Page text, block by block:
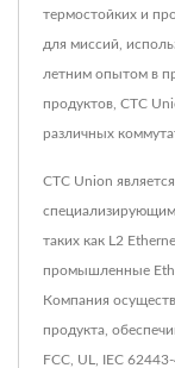
термостойких и
для миссий,
летним опытом в
продуктов, CTC
различных
CTC Union
таких как L2
промышленные
Компания
продукта,
FCC, UL, IEC